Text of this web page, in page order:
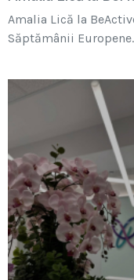
Amalia Lică la
Săptămânii